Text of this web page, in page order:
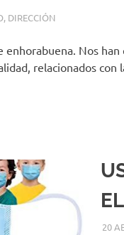
, DIRECCIÓN
enhorabuena. Nos
relacionados con
20